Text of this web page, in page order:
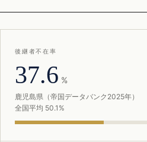
後継者不在率
37.6 %
鹿児島県（帝国データバンク2025年）
全国平均 50.1%